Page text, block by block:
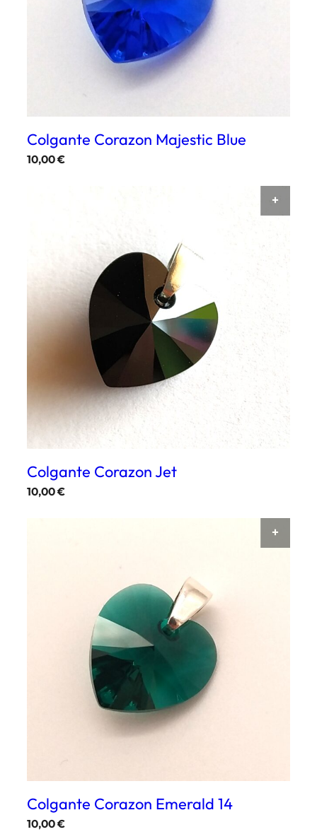
Colgante Corazon Majestic Blue
10,00€
Colgante Corazon Jet
10,00€
Colgante Corazon Emerald 14
10,00€